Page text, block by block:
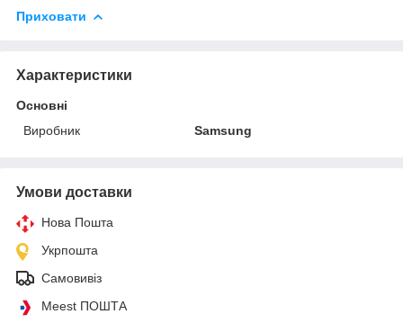
Приховати
Характеристики
Основні
Виробник
Samsung
Умови доставки
Нова Пошта
Укрпошта
Самовивіз
Meest ПОШТА